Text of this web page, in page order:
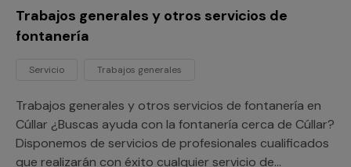
Trabajos generales y otros servicios de
fontanería
Servicio Trabajos generales
Trabajos generales y otros servicios de fontanería en
Cúllar ¿Buscas ayuda con la fontanería cerca de Cúllar?
Disponemos de servicios de profesionales cualificados
que realizarán con éxito cualquier servicio de